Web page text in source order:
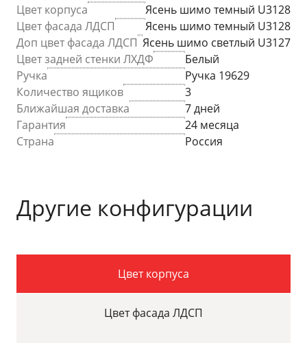
Цвет корпуса
Ясень шимо темный U3128
Цвет фасада ЛДСП
Ясень шимо темный U3128
Доп цвет фасада ЛДСП Ясень шимо светлый U3127
Цвет задней стенки ЛХДФ
Белый
Ручка
Ручка 19629
Количество ящиков
3
Ближайшая доставка
7 дней
Гарантия
24 месяца
Страна
Россия
Другие конфигурации
Цвет корпуса
Цвет фасада ЛДСП